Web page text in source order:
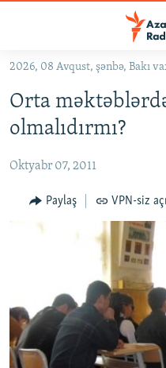
Əsas
qayıt
Əsas
qayıt
#ƏSLINDƏ
FƏRQƏ BAX
QANUNI DOĞRU
MULTIMEDIA
VIDEO
FOTOQALEREYA
RADIO ARXIV
OXU ZALI
HAQQIMIZDA
2026, 08 Avqust, şənbə, Bakı
Orta
olmalıdırmı?
Oktyabr 07, 2011
Paylaş VPN-siz